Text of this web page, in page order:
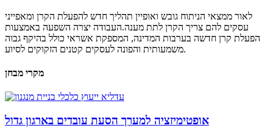
לאור ממצאי הניתוח גובש ואופיין תהליך חדש להפעלת הקרן ומאפייני
עסקים להם צריך הקרן לתת מענה.העבודה יצרה השפעה באמצעות
הפעלת קרן חדשה בערבות המדינה, המספקת אשראי כולל בהיקף גבוה
משמעותית והפונה לעסקים קטנים הזקוקים לסיוע.
מקרי מבחן
אופטימיזציה למערך הסעת עובדים בארגון גדול